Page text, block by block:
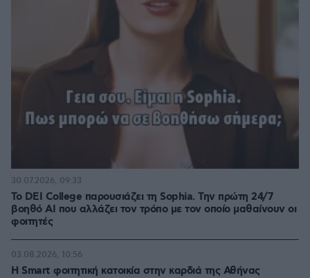
Το DEI College παρουσιάζει τη Sophia. Την πρώτη 24/7
βοηθό AI που αλλάζει τον τρόπο με τον οποίο μαθαίνουν οι
φοιτητές
30.07.2026, 09:33
Η Smart φοιτητική κατοικία στην καρδιά της Αθήνας
03.08.2026, 10:56